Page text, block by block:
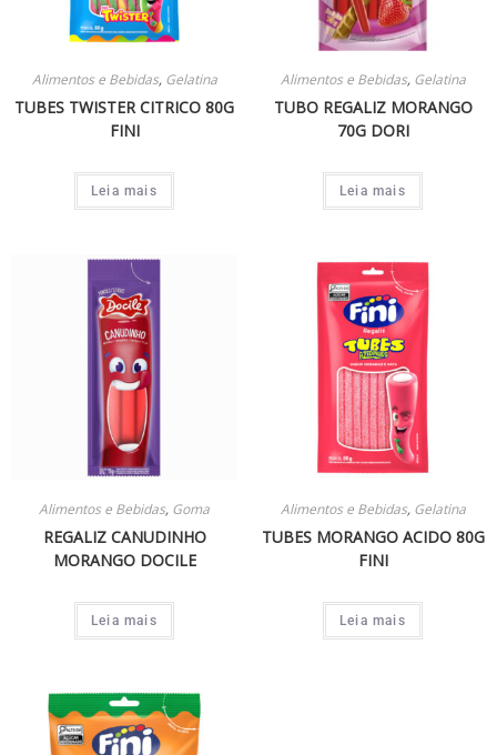
Alimentos e Bebidas, Gelatina
TUBES TWISTER CITRICO 80G
FINI
Leia mais
Alimentos e Bebidas, Gelatina
TUBO REGALIZ MORANGO
70G DORI
Leia mais
Alimentos e Bebidas, Goma
REGALIZ CANUDINHO
MORANGO DOCILE
Leia mais
Alimentos e Bebidas, Gelatina
TUBES MORANGO ACIDO 80G
FINI
Leia mais